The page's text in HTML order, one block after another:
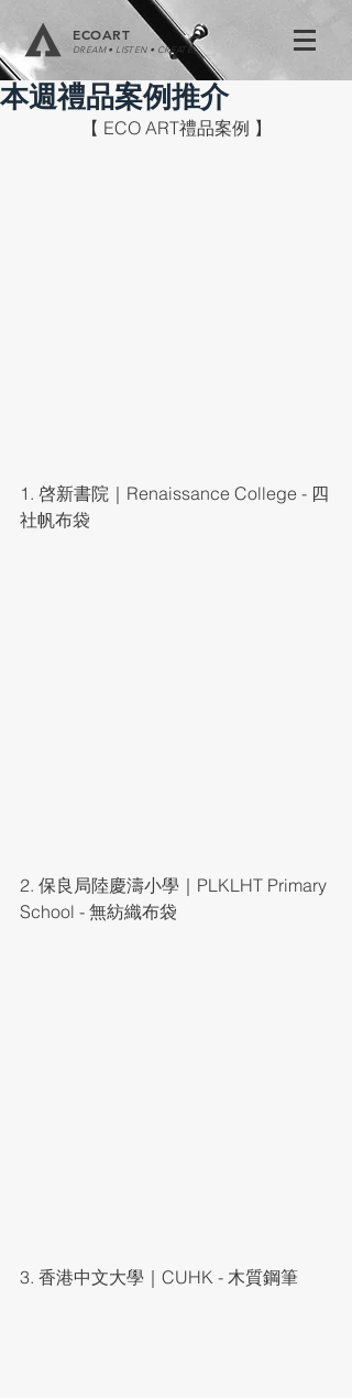
ECOART
DREAM • LISTEN • CREATE
本週禮品案例推介
【 ECO ART禮品案例 】
1. 啓新書院｜Renaissance College - 四
社帆布袋
2. 保良局陸慶濤小學｜PLKLHT Primary
School - 無紡織布袋
3. 香港中文大學｜CUHK - 木質鋼筆